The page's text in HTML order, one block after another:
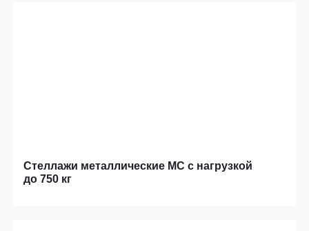
Стеллажи металлические МС с нагрузкой
до 750 кг